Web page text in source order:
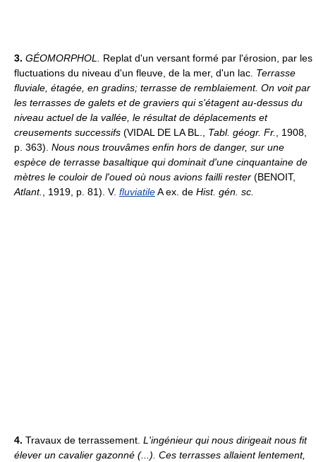
3. GÉOMORPHOL. Replat d'un versant formé par l'érosion, par les
fluctuations du niveau d'un fleuve, de la mer, d'un lac. Terrasse
fluviale, étagée, en gradins; terrasse de remblaiement. On voit par
les terrasses de galets et de graviers qui s'étagent au-dessus du
niveau actuel de la vallée, le résultat de déplacements et
creusements successifs (VIDAL DE LA BL., Tabl. géogr. Fr., 1908,
p. 363). Nous nous trouvâmes enfin hors de danger, sur une
espèce de terrasse basaltique qui dominait d'une cinquantaine de
mètres le couloir de l'oued où nous avions failli rester (BENOIT,
Atlant., 1919, p. 81). V. fluviatileA ex. de Hist. gén. sc.
4. Travaux de terrassement. L'ingénieur qui nous dirigeait nous fit
élever un cavalier gazonné (...). Ces terrasses allaient lentement,